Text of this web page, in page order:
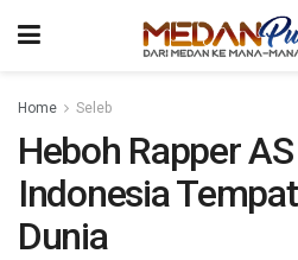
Home Seleb
Heboh Rapper
Indonesia
Dunia